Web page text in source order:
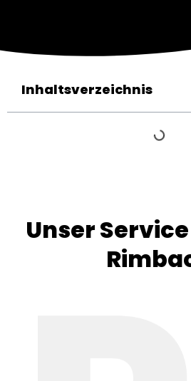
Inhaltsverzeichnis
Unser